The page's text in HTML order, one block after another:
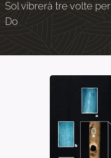
Sol vibrerà tre volte
Do